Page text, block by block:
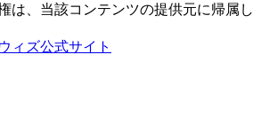
は、当該コンテンツの提供元に帰属し
ィズ公式サイト